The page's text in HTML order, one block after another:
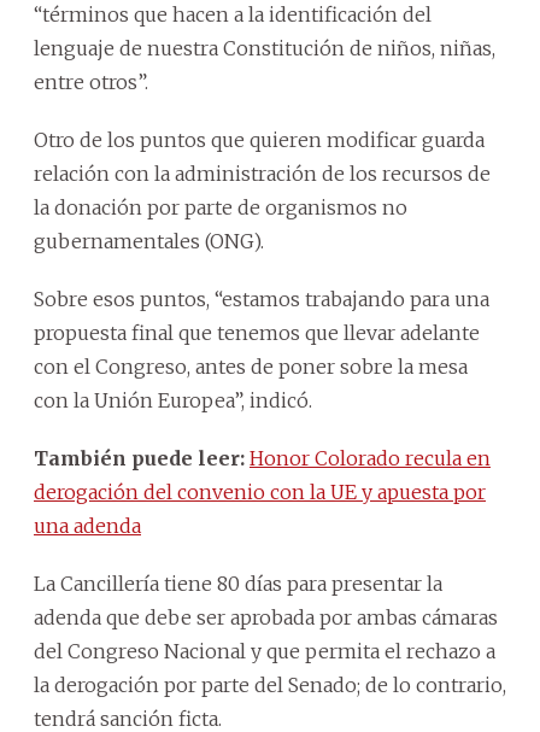
“términos que hacen a la identificación del
lenguaje de nuestra Constitución de niños, niñas,
entre otros”.
Otro de los puntos que quieren modificar guarda
relación con la administración de los recursos de
la donación por parte de organismos no
gubernamentales (ONG).
Sobre esos puntos, “estamos trabajando para una
propuesta final que tenemos que llevar adelante
con el Congreso, antes de poner sobre la mesa
con la Unión Europea”, indicó.
También puede leer: Honor Colorado recula en
derogación del convenio con la UE y apuesta por
una adenda
La Cancillería tiene 80 días para presentar la
adenda que debe ser aprobada por ambas cámaras
del Congreso Nacional y que permita el rechazo a
la derogación por parte del Senado; de lo contrario,
tendrá sanción ficta.